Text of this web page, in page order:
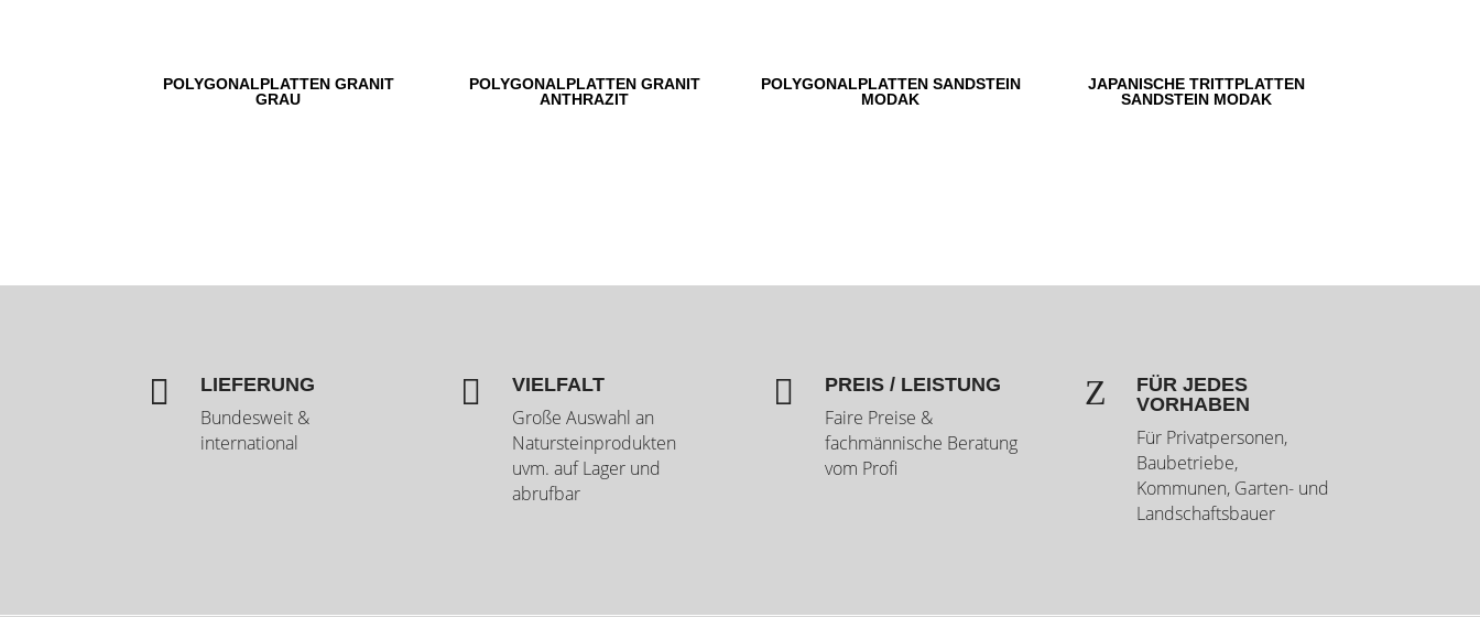
POLYGONALPLATTEN GRANIT
GRAU
POLYGONALPLATTEN GRANIT
ANTHRAZIT
POLYGONALPLATTEN SANDSTEIN
MODAK
JAPANISCHE TRITTPLATTEN
SANDSTEIN MODAK
 LIEFERUNG
Bundesweit &
international
 VIELFALT
Große Auswahl an
Natursteinprodukten
uvm. auf Lager und
abrufbar
 PREIS / LEISTUNG
Faire Preise &
fachmännische Beratung
vom Profi
Z
FÜR JEDES
VORHABEN
Für Privatpersonen,
Baubetriebe,
Kommunen, Garten- und
Landschaftsbauer